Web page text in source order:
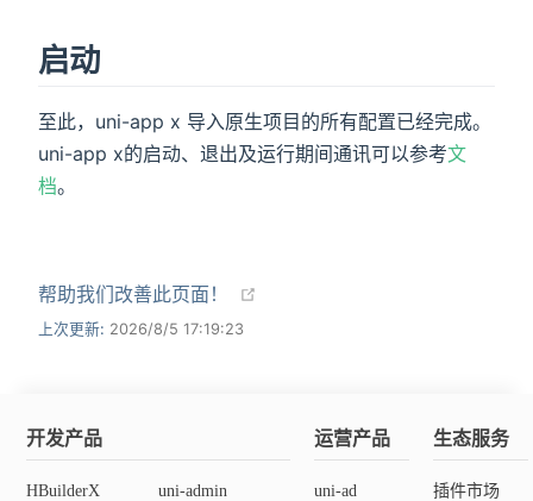
启动
至此，uni-app x 导入原生项目的所有配置已经完成。
uni-app x的启动、退出及运行期间通讯可以参考文
档。
帮助我们改善此页面！
上次更新: 2026/8/5 17:19:23
开发产品
HBuilderX uni-admin
运营产品
uni-ad
生态服务
插件市场